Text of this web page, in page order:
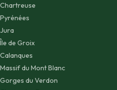
Chartreuse
Pyrénées
Jura
Île de Groix
Calanques
Massif du Mont Blanc
Gorges du Verdon